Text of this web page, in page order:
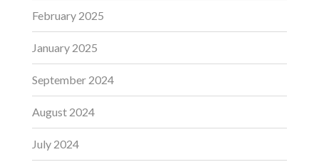
February 2025
January 2025
September 2024
August 2024
July 2024